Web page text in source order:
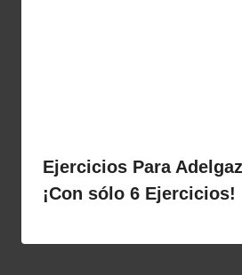
Ejercicios Para
¡Con sólo 6 Ejercicios!